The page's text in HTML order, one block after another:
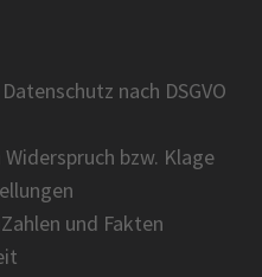
nach DSGVO
bzw. Klage
Zahlen und Fakten